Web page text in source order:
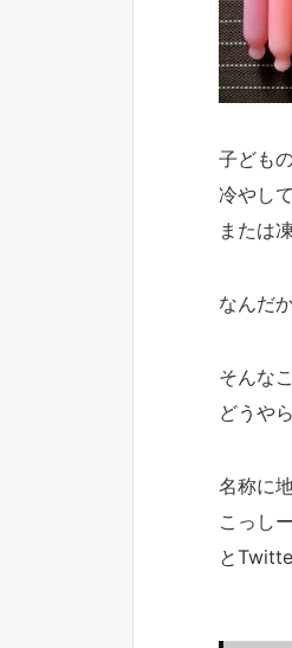
子ども
冷やし
または
なんだ
そんな
どうや
名称に
こっし
と